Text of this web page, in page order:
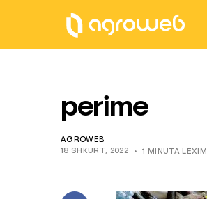
perime
AGROWEB
18 SHKURT, 2022
1 MINUTA LEXIM